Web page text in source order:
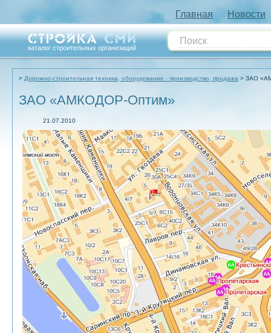
Главная Новости
каталог строительных организаций
Дорожно-строительная техника, оборудование - производство, продажа ЗАО
ЗАО «АМКОДОР-Оптим»
21.07.2010